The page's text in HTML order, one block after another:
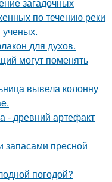
загадочных
по течению реки
для духов.
могут поменять
вывела колонну
- древний артефакт
пресной
погодой?